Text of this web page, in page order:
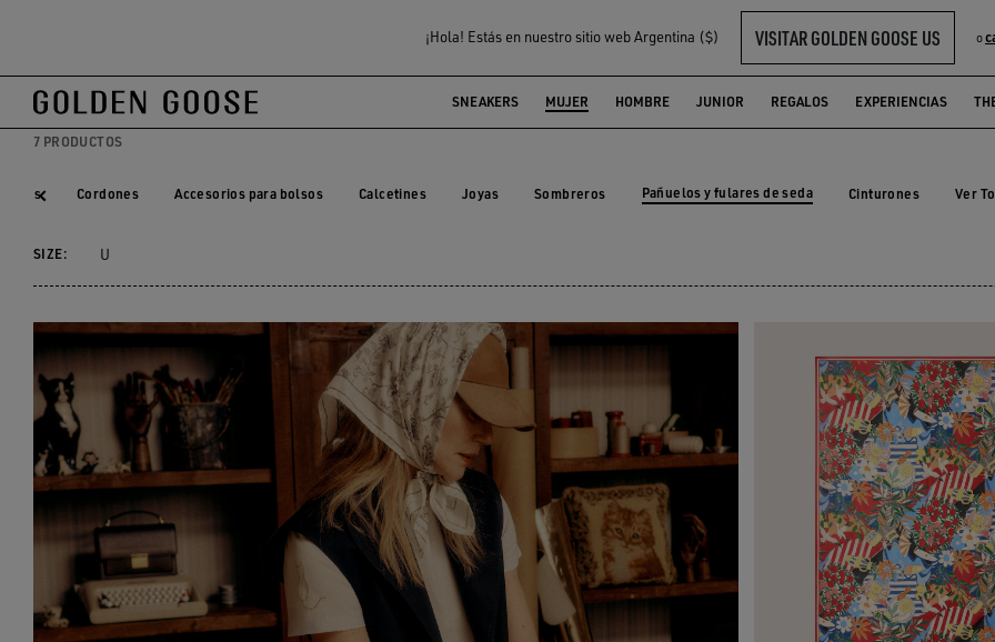
¡Hola! Estás en nuestro sitio web Argentina ($) VISITAR GOLDEN GOOSE US o
SNEAKERS MUJER HOMBRE JUNIOR REGALOS EXPERIENCIAS
PAÑUELOS Y FULARES MUJER
7 PRODUCTOS
Skins Cordones Accesorios para bolsos Calcetines Joyas Sombreros Pañuelos y fulares de seda Cinturones Ver
SIZE: U